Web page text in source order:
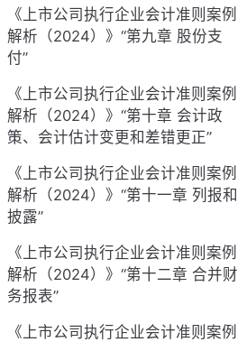
《上市公司执行企业会计准则案例
解析（2024）》“第九章 股份支
付”
《上市公司执行企业会计准则案例
解析（2024）》“第十章 会计政
策、会计估计变更和差错更正”
《上市公司执行企业会计准则案例
解析（2024）》“第十一章 列报和
披露”
《上市公司执行企业会计准则案例
解析（2024）》“第十二章 合并财
务报表”
《上市公司执行企业会计准则案例